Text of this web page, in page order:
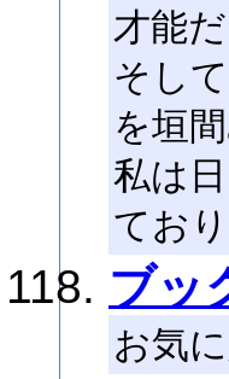
才能
そし
を垣間
私は
てお
ブッ
お気